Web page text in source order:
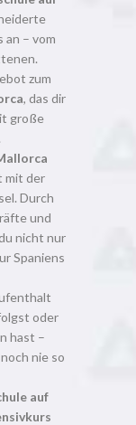
an – vom
zum
, das dir
große
mit der
Durch
und
nicht nur
Spaniens
oder
hast –
nie so
auf